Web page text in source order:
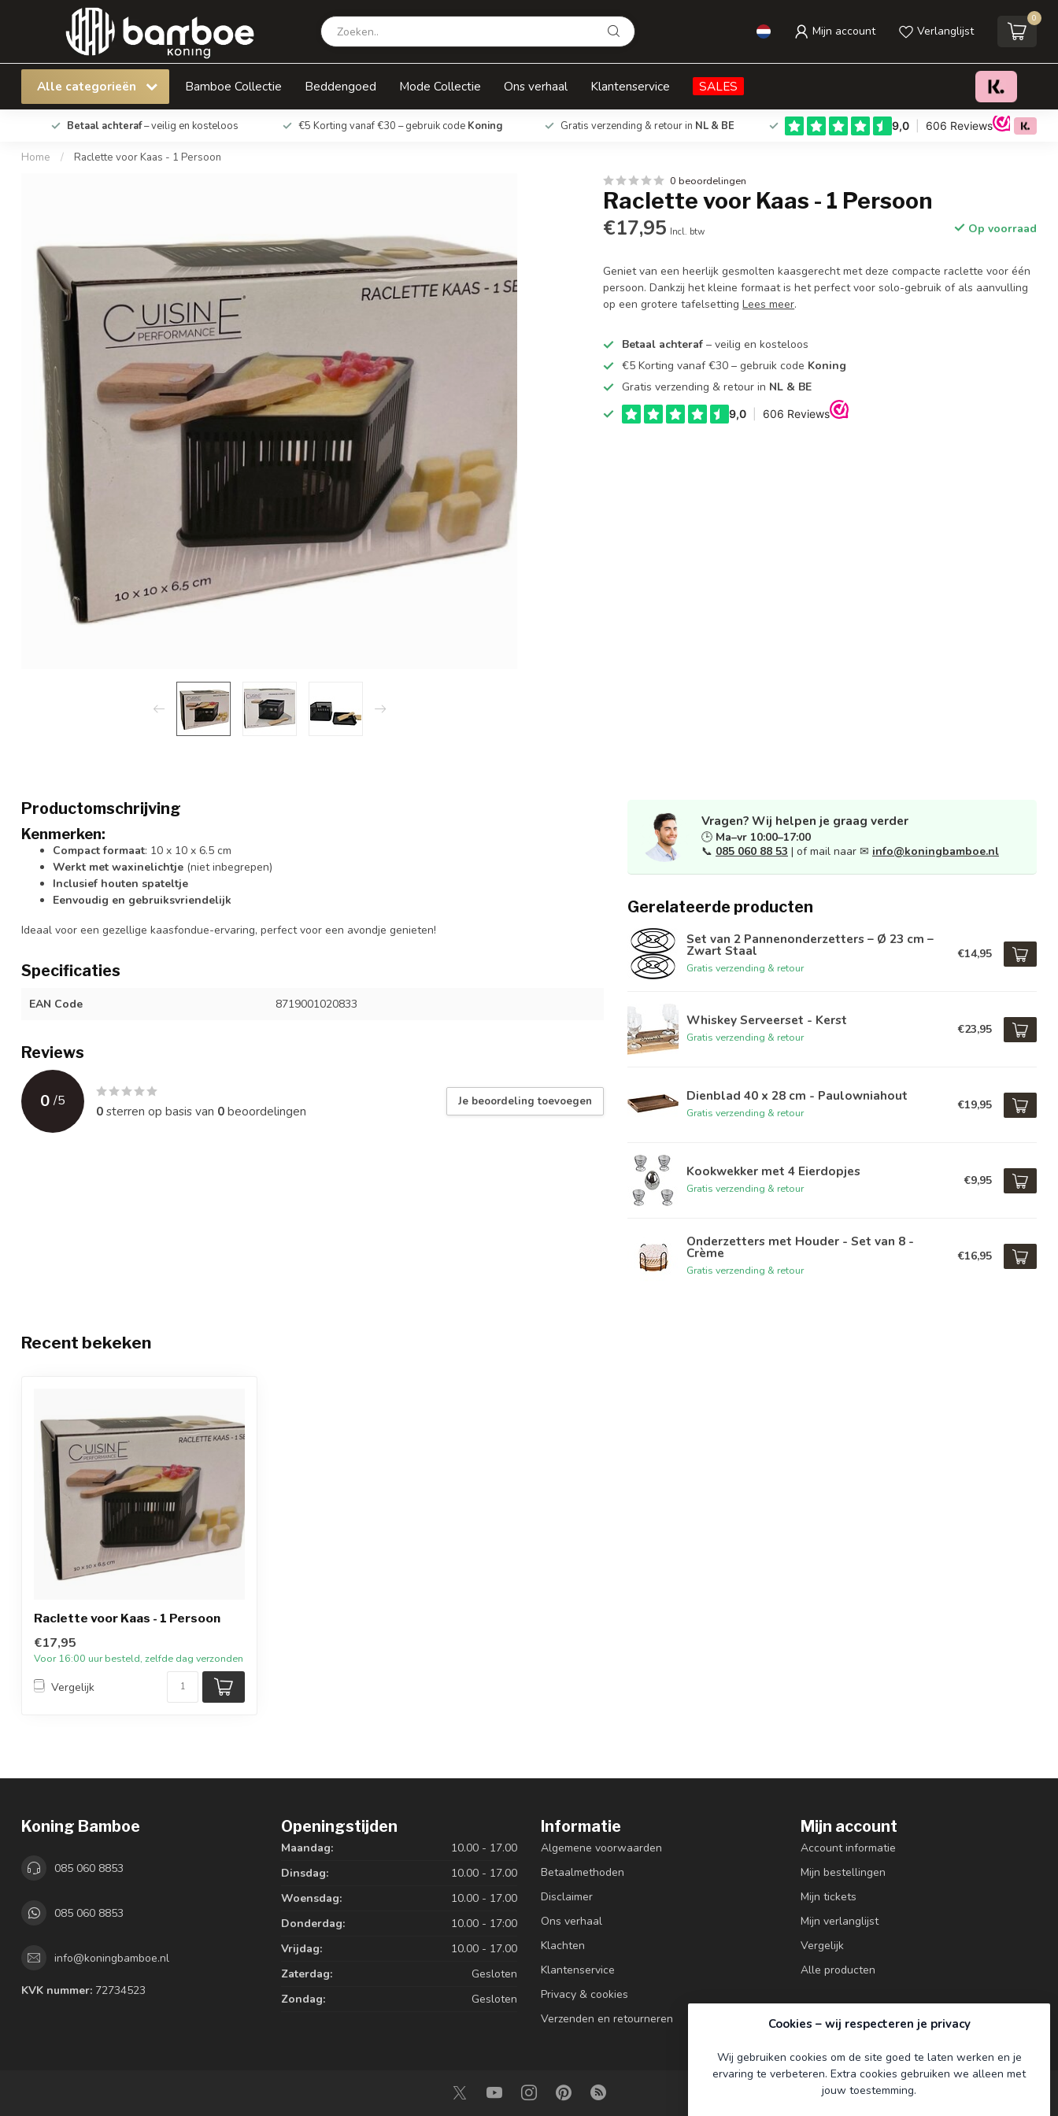
Mijn account Verlanglijst
0
Alle categorieën Bamboe Collectie Beddengoed Mode Collectie Ons verhaal Klantenservice SALES
Betaal achteraf– veilig en kosteloos €5 Korting vanaf €30 – gebruik code Koning Gratis verzending & retour in NL & BE
Home / Raclette voor Kaas - 1 Persoon
Raclette voor Kaas - 1 Persoon Toevoegen aan winkelwagen
0 beoordelingen
Raclette voor Kaas - 1 Persoon
€17,95 Incl. btw Op voorraad
Geniet van een heerlijk gesmolten kaasgerecht met deze compacte raclette voor één
persoon. Dankzij het kleine formaat is het perfect voor solo-gebruik of als aanvulling
op een grotere tafelsettingLees meer.
Betaal achteraf – veilig en kosteloos
€5 Korting vanaf €30 – gebruik code Koning
Gratis verzending & retour in NL & BE
Productomschrijving
Kenmerken:
Compact formaat: 10 x 10 x 6.5 cm
Werkt met waxinelichtje (niet inbegrepen)
Inclusief houten spateltje
Eenvoudig en gebruiksvriendelijk
Ideaal voor een gezellige kaasfondue-ervaring, perfect voor een avondje genieten!
Specificaties
EAN Code 8719001020833
Reviews
0 /5
0sterren op basis van 0beoordelingen
Je beoordeling toevoegen
Vragen? Wij helpen je graag verder
🕒 Ma–vr 10:00–17:00
📞 085 060 88 53 | of mail naar ✉ info@koningbamboe.nl
Gerelateerde producten
Set van 2 Pannenonderzetters – Ø 23 cm –
Zwart Staal
Gratis verzending & retour
€14,95
Whiskey Serveerset - Kerst
Gratis verzending & retour
€23,95
Dienblad 40 x 28 cm - Paulowniahout
Gratis verzending & retour
€19,95
Kookwekker met 4 Eierdopjes
Gratis verzending & retour
€9,95
Onderzetters met Houder - Set van 8 -
Crème
Gratis verzending & retour
€16,95
Recent bekeken
Raclette voor Kaas - 1 Persoon
€17,95
Voor 16:00 uur besteld, zelfde dag verzonden
Vergelijk
Koning Bamboe
085 060 8853
085 060 8853
info@koningbamboe.nl
KVK nummer: 72734523
Openingstijden
Maandag:
10.00 - 17.00
Dinsdag:
10.00 - 17.00
Woensdag:
10.00 - 17.00
Donderdag:
10.00 - 17:00
Vrijdag:
10.00 - 17.00
Zaterdag:
Gesloten
Zondag:
Gesloten
Informatie
Algemene voorwaarden
Betaalmethoden
Disclaimer
Ons verhaal
Klachten
Klantenservice
Privacy & cookies
Verzenden en retourneren
Mijn account
Account informatie
Mijn bestellingen
Mijn tickets
Mijn verlanglijst
Vergelijk
Alle producten
Cookies – wij respecteren je privacy
Wij gebruiken cookies om de site goed te laten werken en je
ervaring te verbeteren. Extra cookies gebruiken we alleen met
jouw toestemming.